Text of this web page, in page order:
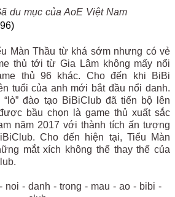
du mục của AoE Việt Nam
Màn Thầu từ khá sớm nhưng có vẻ
thủ tới từ Gia Lâm không mấy nổi
thủ 96 khác. Cho đến khi BiBi
tuổi của anh mới bắt đầu nổi danh.
đào tạo BiBiClub đã tiến bộ lên
bầu chọn là game thủ xuất sắc
năm 2017 với thành tích ấn tượng
Cho đến hiện tại, Tiểu Màn
mắt xích không thể thay thế của